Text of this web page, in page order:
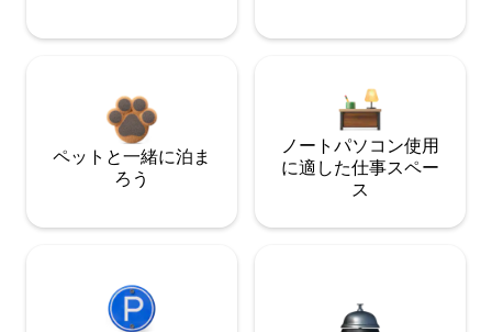
ペットと一緒に泊ま
ろう
ノートパソコン使用
に適した仕事スペー
ス